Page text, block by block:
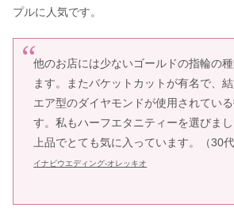
プルに人気です。
他のお店には少ないゴールドの指輪の
ます。またバケットカットが有名で、
エア型のダイヤモンドが使用されてい
す。私もハーフエタニティーを選びま
上品でとても気に入っています。（30代
イナビウエディング-オレッキオ